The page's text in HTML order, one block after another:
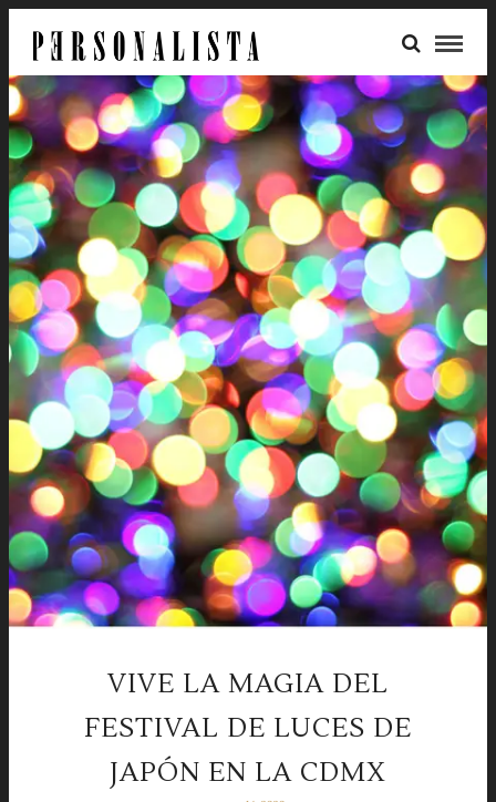
VIVE LA MAGIA DEL
FESTIVAL DE LUCES DE
JAPÓN EN LA CDMX